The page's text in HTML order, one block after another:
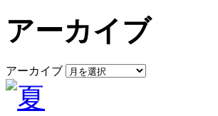
アーカイブ
アーカイブ